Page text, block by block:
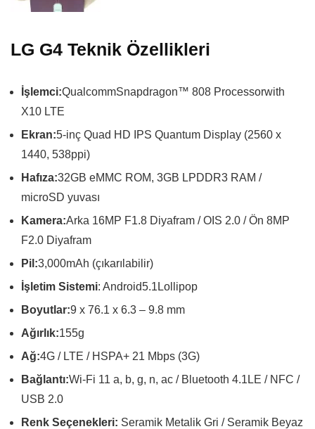
LG G4 Teknik Özellikleri
İşlemci:QualcommSnapdragon™ 808 Processorwith
X10 LTE
Ekran:5-inç Quad HD IPS Quantum Display (2560 x
1440, 538ppi)
Hafıza:32GB eMMC ROM, 3GB LPDDR3 RAM /
microSD yuvası
Kamera:Arka 16MP F1.8 Diyafram / OIS 2.0 / Ön 8MP
F2.0 Diyafram
Pil:3,000mAh (çıkarılabilir)
İşletim Sistemi: Android5.1Lollipop
Boyutlar:9 x 76.1 x 6.3 – 9.8 mm
Ağırlık:155g
Ağ:4G / LTE / HSPA+ 21 Mbps (3G)
Bağlantı:Wi-Fi 11 a, b, g, n, ac / Bluetooth 4.1LE / NFC /
USB 2.0
Renk Seçenekleri: Seramik Metalik Gri / Seramik Beyaz